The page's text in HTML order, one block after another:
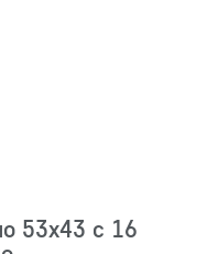
53х43 с 16